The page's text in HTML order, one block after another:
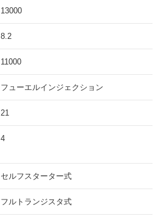
13000
8.2
11000
フューエルインジェクション
21
4
セルフスターター式
フルトランジスタ式